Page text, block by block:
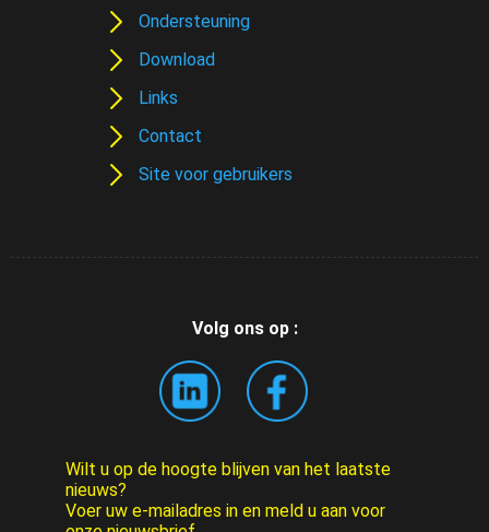
Ondersteuning
Download
Links
Contact
Site voor gebruikers
Volg ons op :
Wilt u op de hoogte blijven van het laatste
nieuws?
Voer uw e-mailadres in en meld u aan voor